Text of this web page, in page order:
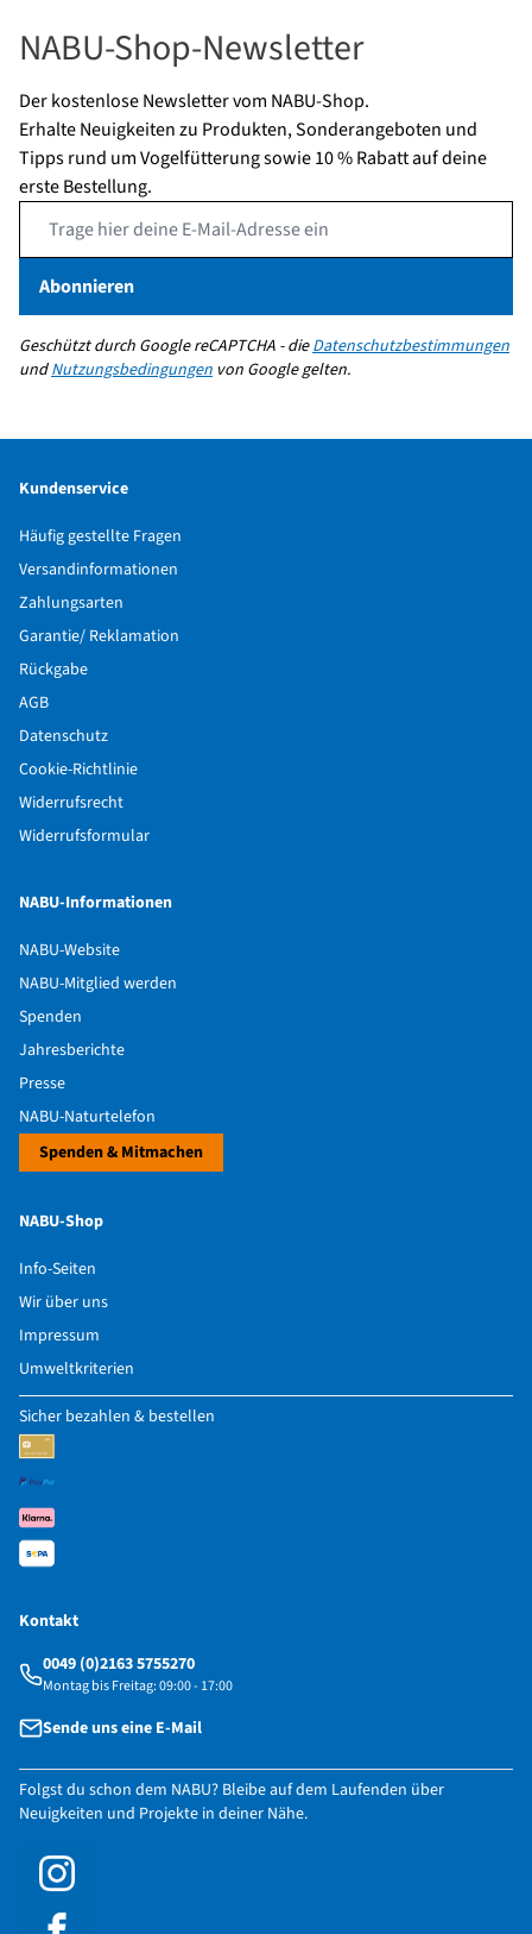
NABU-Shop-Newsletter
Der kostenlose Newsletter vom NABU-Shop.
Erhalte Neuigkeiten zu Produkten, Sonderangeboten und
Tipps rund um Vogelfütterung sowie 10 % Rabatt auf deine
erste Bestellung.
Abonnieren
Geschützt durch Google reCAPTCHA - dieDatenschutzbestimmungen
undNutzungsbedingungen von Google gelten.
Kundenservice
Häufig gestellte Fragen
Versandinformationen
Zahlungsarten
Garantie/ Reklamation
Rückgabe
AGB
Datenschutz
Cookie-Richtlinie
Widerrufsrecht
Widerrufsformular
NABU-Informationen
NABU-Website
NABU-Mitglied werden
Spenden
Jahresberichte
Presse
NABU-Naturtelefon
Spenden & Mitmachen
NABU-Shop
Info-Seiten
Wir über uns
Impressum
Umweltkriterien
Sicher bezahlen & bestellen
Kontakt
0049 (0)2163 5755270
Montag bis Freitag: 09:00 - 17:00
Sende uns eine E-Mail
Folgst du schon dem NABU? Bleibe auf dem Laufenden über
Neuigkeiten und Projekte in deiner Nähe.